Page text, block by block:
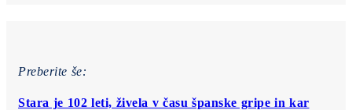
Preberite še:
Stara je 102 leti, živela v času španske gripe in kar